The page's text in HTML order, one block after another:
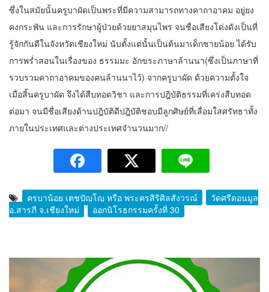
ซึ่งในสมัยนั้นครูบาผัดเป็นพระที่มีความสามารถทางคาถาอาคม อยู่ยง
คงกระพัน และการรักษาผู้ป่วยด้วยยาสมุนไพร จนชื่อเสียงโด่งดังเป็นที่
รู้จักกันดีในจังหวัดเชียงใหม่ นับตั้งแต่นั้นเป็นต้นมาเด็กชายน้อย ได้รับ
การพร่ำสอนในเรื่องของ ธรรมมะ อักขระภาษาล้านนา(ซึ่งเป็นภาษาที่
รวบรวมคาถาอาคมของคนล้านนาไว้) จากครูบาผัด ด้วยความตั้งใจ
เมื่อสิ้นครูบาผัด จึงได้สืบทอดวิชา และการปฎิบัติธรรมที่เคร่งสืบทอด
ต่อมา จนมีชื่อเสียงด้านปฎิบัติดีปฎิบัติชอบมีลูกศิษย์ที่เลื่อมใสศรัทธาทั้ง
ภายในประเทศและต่างประเทศจำนวนมาก//
ครูบาน้อย เตชปัญโญ หรือ พระครูสิริศิลสังวรณ์
วัดศรีดอนมูล
อ.สารภี จ.เชียงใหม่
ออกนิโรธกรรมครั้งที่ 30